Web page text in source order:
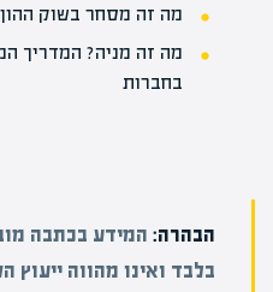
מה זה מסחר בשוק
מה זה מניה? המדריך
בחברות
הבהרה: המידע בכתבה
בלבד ואינו מהווה